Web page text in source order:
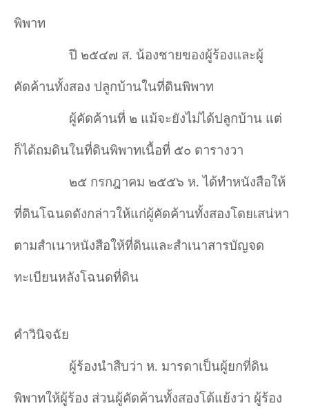
พิพาท
ปี ๒๕๔๗ ส. น้องชายของผู้ร้องและผู้
คัดค้านทั้งสอง ปลูกบ้านในที่ดินพิพาท
ผู้คัดค้านที่ ๒ แม้จะยังไม่ได้ปลูกบ้าน แต่
ก็ได้ถมดินในที่ดินพิพาทเนื้อที่ ๕๐ ตารางวา
๒๕ กรกฎาคม ๒๕๕๖ ห. ได้ทำหนังสือให้
ที่ดินโฉนดดังกล่าวให้แก่ผู้คัดค้านทั้งสองโดยเสน่หา
ตามสำเนาหนังสือให้ที่ดินและสำเนาสารบัญจด
ทะเบียนหลังโฉนดที่ดิน
คำวินิจฉัย
ผู้ร้องนำสืบว่า ห. มารดาเป็นผู้ยกที่ดิน
พิพาทให้ผู้ร้อง ส่วนผู้คัดค้านทั้งสองโต้แย้งว่า ผู้ร้อง